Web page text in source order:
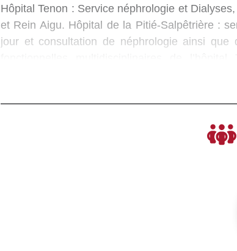
Hôpital Tenon : Service néphrologie et
et Rein Aigu. Hôpital de la Pitié-Salpêtrière :
jour et consultation de néphrologie ainsi
département permettent de couvrir
département d’enseignement d’urologie.